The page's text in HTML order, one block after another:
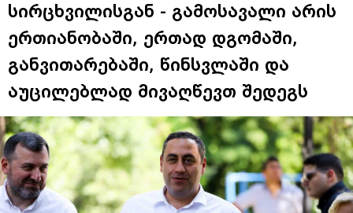
სირცხვილისგან - გამოსავალი არის
ერთიანობაში, ერთად დგომაში,
განვითარებაში, წინსვლაში და
აუცილებლად მივაღწევთ შედეგს